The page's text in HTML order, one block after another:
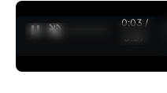
0:04 /
3:37